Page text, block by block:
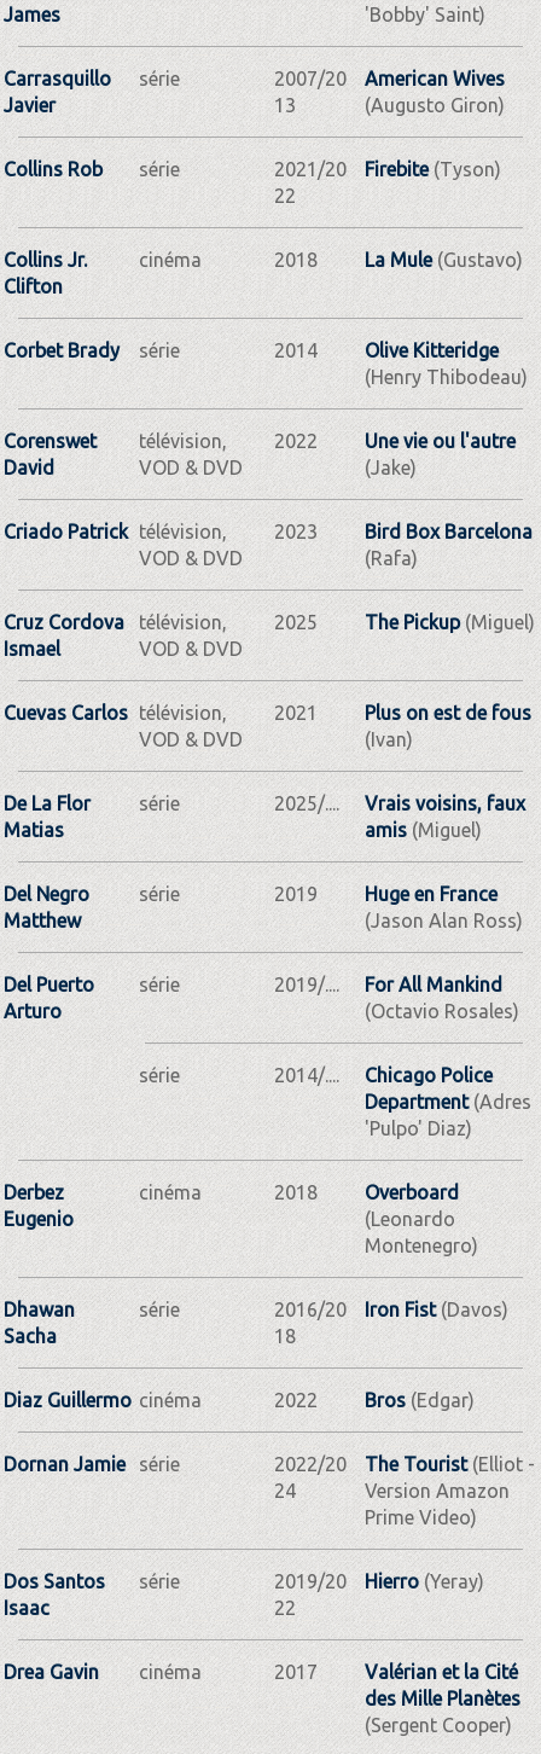
James
'Bobby' Saint)
Carrasquillo
Javier
série
2007/20
13
American Wives
(Augusto Giron)
Collins Rob série
2021/20
22
Firebite(Tyson)
Collins Jr.
Clifton
cinéma 2018 La Mule(Gustavo)
Corbet Brady série 2014
Olive Kitteridge
(Henry Thibodeau)
Corenswet
David
télévision,
VOD & DVD
2022
Une vie ou l'autre
(Jake)
Criado Patrick télévision,
VOD & DVD
2023
Bird Box Barcelona
(Rafa)
Cruz Cordova
Ismael
télévision,
VOD & DVD
2025 The Pickup(Miguel)
Cuevas Carlos télévision,
VOD & DVD
2021
Plus on est de fous
(Ivan)
De La Flor
Matias
série 2025/....
Vrais voisins, faux
amis(Miguel)
Del Negro
Matthew
série 2019
Huge en France
(Jason Alan Ross)
Del Puerto
Arturo
série 2019/....
For All Mankind
(Octavio Rosales)
série 2014/....
Chicago Police
Department(Adres
'Pulpo' Diaz)
Derbez
Eugenio
cinéma 2018
Overboard
(Leonardo
Montenegro)
Dhawan
Sacha
série
2016/20
18
Iron Fist(Davos)
Diaz Guillermo cinéma 2022 Bros(Edgar)
Dornan Jamie série
2022/20
24
The Tourist(Elliot -
Version Amazon
Prime Video)
Dos Santos
Isaac
série
2019/20
22
Hierro(Yeray)
Drea Gavin cinéma 2017
Valérian et la Cité
des Mille Planètes
(Sergent Cooper)